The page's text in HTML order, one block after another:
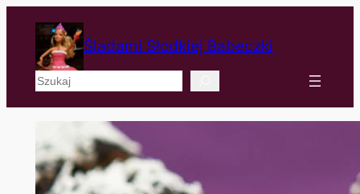
Śladami Słodkiej Babeczki
Szukaj